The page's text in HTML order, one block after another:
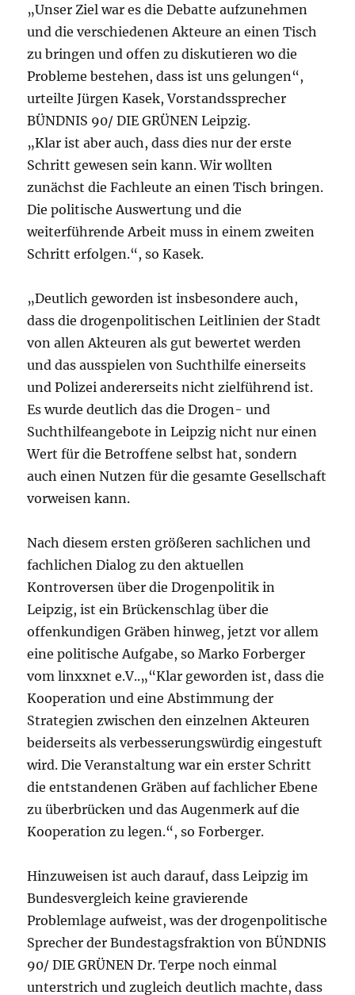
„Unser Ziel war es die Debatte aufzunehmen
und die verschiedenen Akteure an einen Tisch
zu bringen und offen zu diskutieren wo die
Probleme bestehen, dass ist uns gelungen“,
urteilte Jürgen Kasek, Vorstandssprecher
BÜNDNIS 90/ DIE GRÜNEN Leipzig.
„Klar ist aber auch, dass dies nur der erste
Schritt gewesen sein kann. Wir wollten
zunächst die Fachleute an einen Tisch bringen.
Die politische Auswertung und die
weiterführende Arbeit muss in einem zweiten
Schritt erfolgen.“, so Kasek.
„Deutlich geworden ist insbesondere auch,
dass die drogenpolitischen Leitlinien der Stadt
von allen Akteuren als gut bewertet werden
und das ausspielen von Suchthilfe einerseits
und Polizei andererseits nicht zielführend ist.
Es wurde deutlich das die Drogen- und
Suchthilfeangebote in Leipzig nicht nur einen
Wert für die Betroffene selbst hat, sondern
auch einen Nutzen für die gesamte Gesellschaft
vorweisen kann.
Nach diesem ersten größeren sachlichen und
fachlichen Dialog zu den aktuellen
Kontroversen über die Drogenpolitik in
Leipzig, ist ein Brückenschlag über die
offenkundigen Gräben hinweg, jetzt vor allem
eine politische Aufgabe, so Marko Forberger
vom linxxnet e.V..„“Klar geworden ist, dass die
Kooperation und eine Abstimmung der
Strategien zwischen den einzelnen Akteuren
beiderseits als verbesserungswürdig eingestuft
wird. Die Veranstaltung war ein erster Schritt
die entstandenen Gräben auf fachlicher Ebene
zu überbrücken und das Augenmerk auf die
Kooperation zu legen.“, so Forberger.
Hinzuweisen ist auch darauf, dass Leipzig im
Bundesvergleich keine gravierende
Problemlage aufweist, was der drogenpolitische
Sprecher der Bundestagsfraktion von BÜNDNIS
90/ DIE GRÜNEN Dr. Terpe noch einmal
unterstrich und zugleich deutlich machte, dass